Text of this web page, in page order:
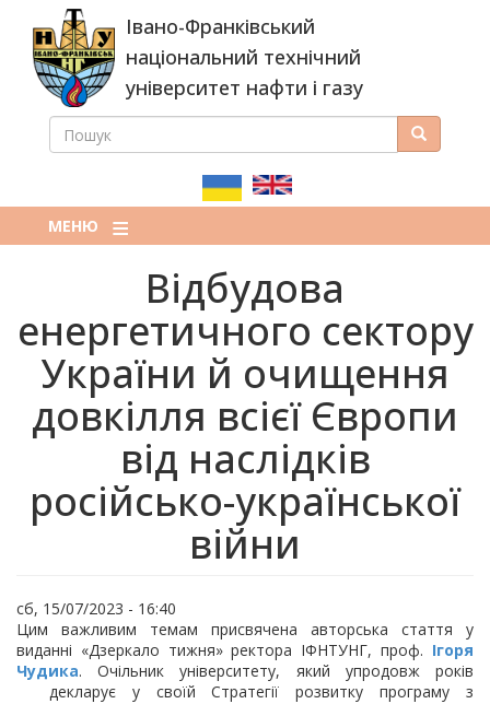
основного
вмісту
Івано-Франківський
національний технічний
університет нафти і газу
ПОШУКОВА
ПОШУК Пошук
МЕНЮ
Відбудова
енергетичного сектору
України й очищення
довкілля всієї Європи
від наслідків
російсько-української
війни
сб, 15/07/2023 - 16:40
Цим важливим темам присвячена авторська стаття у
виданні «Дзеркало тижня» ректора ІФНТУНГ, проф. Ігоря
Чудика. Очільник університету, який упродовж років
декларує у своїй Стратегії розвитку програму з